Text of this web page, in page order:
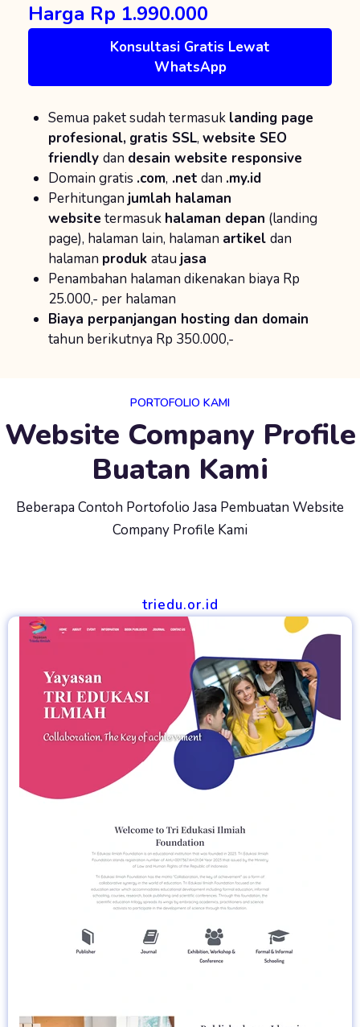
Harga Rp 1.990.000
Konsultasi Gratis Lewat
WhatsApp
Semua paket sudah termasuk landing page
profesional, gratis SSL, website SEO
friendly dan desain website responsive
Domain gratis .com, .net dan .my.id
Perhitungan jumlah halaman
website termasuk halaman depan (landing
page), halaman lain, halaman artikel dan
halaman produk atau jasa
Penambahan halaman dikenakan biaya Rp
25.000,- per halaman
Biaya perpanjangan hosting dan domain
tahun berikutnya Rp 350.000,-
PORTOFOLIO KAMI
Website Company Profile
Buatan Kami
Beberapa Contoh Portofolio Jasa Pembuatan Website
Company Profile Kami
triedu.or.id